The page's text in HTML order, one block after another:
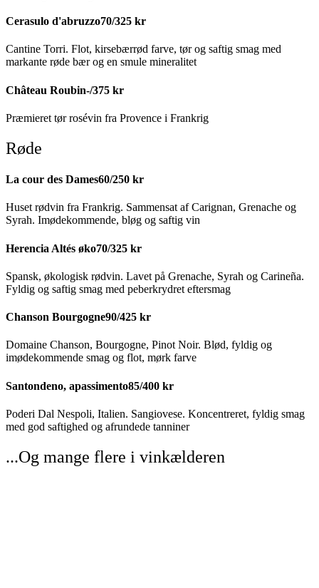
Cerasulo d'abruzzo70/325 kr
Cantine Torri. Flot, kirsebærrød farve, tør og saftig smag med
markante røde bær og en smule mineralitet
Château Roubin-/375 kr
Præmieret tør rosévin fra Provence i Frankrig
Røde
La cour des Dames60/250 kr
Huset rødvin fra Frankrig. Sammensat af Carignan, Grenache og
Syrah. Imødekommende, bløg og saftig vin
Herencia Altés øko70/325 kr
Spansk, økologisk rødvin. Lavet på Grenache, Syrah og Carineña.
Fyldig og saftig smag med peberkrydret eftersmag
Chanson Bourgogne90/425 kr
Domaine Chanson, Bourgogne, Pinot Noir. Blød, fyldig og
imødekommende smag og flot, mørk farve
Santondeno, apassimento85/400 kr
Poderi Dal Nespoli, Italien. Sangiovese. Koncentreret, fyldig smag
med god saftighed og afrundede tanniner
...Og mange flere i vinkælderen